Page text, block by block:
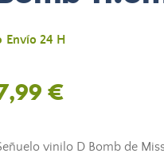
Envío 24 H
€
vinilo D Bomb de